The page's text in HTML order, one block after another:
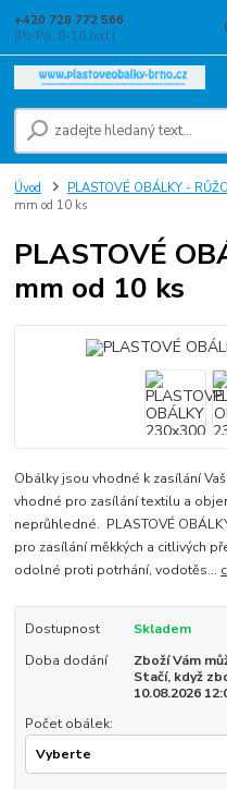
+420 728 772 566
(Po-Pá, 8-16 hod.)
Úvod PLASTOVÉ OBÁLKY -
mm od 10 ks
PLASTOVÉ
mm od 10 ks
Obálky jsou vhodné k zasílání
vhodné pro zasílání textilu a
neprůhledné. PLASTOVÉ
pro zasílání měkkých a citlivých
odolné proti potrhání, vodotěs...
Dostupnost
Skladem
Doba dodání
Zboží Vám
Stačí, když
10.08.2026
Počet obálek: